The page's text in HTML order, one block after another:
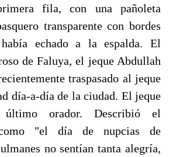
fila, con una pañoleta
transparente con bordes
echado a la espalda. El
de Faluya, el jeque Abdullah
traspasado al jeque
día-a-día de la ciudad. El jeque
orador. Describió el
como "el día de nupcias de
no sentían tanta alegría,